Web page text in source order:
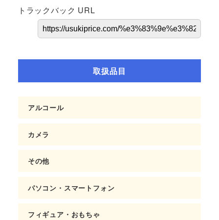
トラックバック URL
取扱品目
アルコール
カメラ
その他
パソコン・スマートフォン
フィギュア・おもちゃ